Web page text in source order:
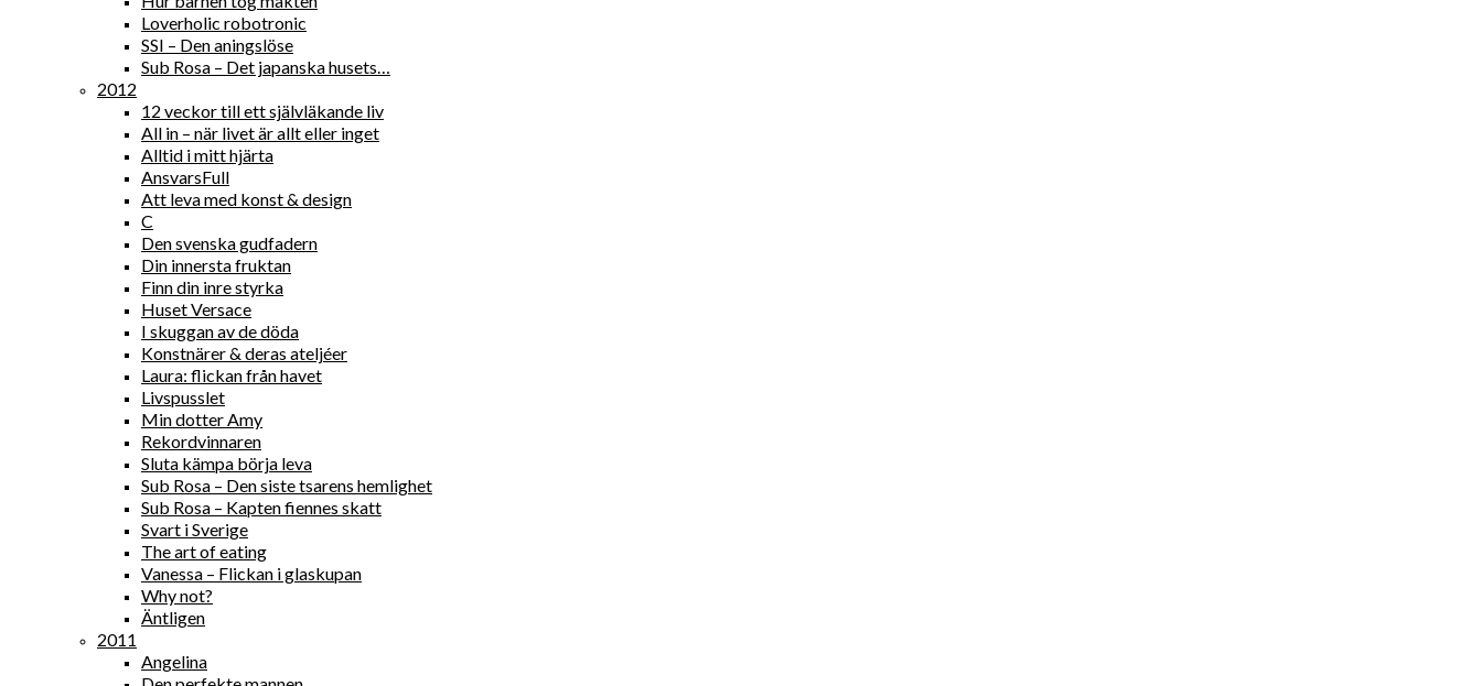
Loverholic robotronic
SSI – Den aningslöse
Sub Rosa – Det japanska husets…
2012
12 veckor till ett självläkande liv
All in – när livet är allt eller inget
Alltid i mitt hjärta
AnsvarsFull
Att leva med konst & design
C
Den svenska gudfadern
Din innersta fruktan
Finn din inre styrka
Huset Versace
I skuggan av de döda
Konstnärer & deras ateljéer
Laura: flickan från havet
Livspusslet
Min dotter Amy
Rekordvinnaren
Sluta kämpa börja leva
Sub Rosa – Den siste tsarens hemlighet
Sub Rosa – Kapten fiennes skatt
Svart i Sverige
The art of eating
Vanessa – Flickan i glaskupan
Why not?
Äntligen
2011
Angelina